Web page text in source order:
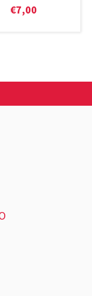
€7,00